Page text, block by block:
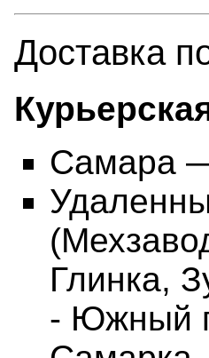
Доставка
Самара
Глинка,
- Южный